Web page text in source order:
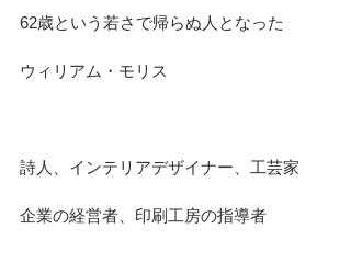
62歳という若さで帰らぬ人となった
ウィリアム・モリス
詩人、インテリアデザイナー、工芸家
企業の経営者、印刷工房の指導者